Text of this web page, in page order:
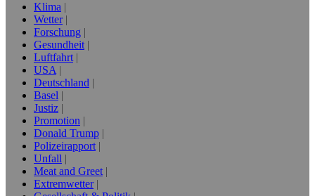
Klima
Wetter
Forschung
Gesundheit
Luftfahrt
USA
Deutschland
Basel
Justiz
Promotion
Donald Trump
Polizeirapport
Unfall
Meat and Greet
Extremwetter